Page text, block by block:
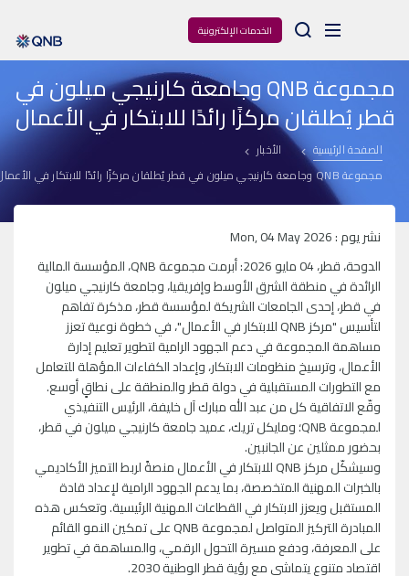
الخدمات الإلكترونية Arama
مجموعة QNB وجامعة كارنيجي ميلون في
قطر يُطلقان مركزًا رائدًا للابتكار في الأعمال
الصفحة الرئيسية
الأخبار
مجموعة QNB وجامعة كارنيجي ميلون في قطر يُطلقان مركزًا رائدًا للابتكار في الأعمال
نشر يوم : Mon, 04 May 2026
الدوحة، قطر، 04 مايو 2026: أبرمت مجموعة QNB، المؤسسة المالية
الرائدة في منطقة الشرق الأوسط وإفريقيا، وجامعة كارنيجي ميلون
في قطر، إحدى الجامعات الشريكة لمؤسسة قطر، مذكرة تفاهم
لتأسيس "مركز QNB للابتكار في الأعمال"، في خطوة نوعية تعزز
مساهمة المجموعة في دعم الجهود الرامية لتطوير تعليم إدارة
الأعمال، وترسيخ منظومات الابتكار، وإعداد الكفاءات المؤهلة للتعامل
مع التطورات المستقبلية في دولة قطر والمنطقة على نطاقٍ أوسع.
وقّع الاتفاقية كل من عبد الله مبارك آل خليفة، الرئيس التنفيذي
لمجموعة QNB؛ ومايكل تريك، عميد جامعة كارنيجي ميلون في قطر،
بحضور ممثلين عن الجانبين.
وسيشكّل مركز QNB للابتكار في الأعمال منصةً لربط التميز الأكاديمي
بالخبرات المهنية المتخصصة، بما يدعم الجهود الرامية لإعداد قادة
المستقبل ويعزز الابتكار في القطاعات المهنية الرئيسية. وتعكس هذه
المبادرة التركيز المتواصل لمجموعة QNB على تمكين النمو القائم
على المعرفة، ودفع مسيرة التحول الرقمي، والمساهمة في تطوير
اقتصاد متنوع يتماشى مع رؤية قطر الوطنية 2030.